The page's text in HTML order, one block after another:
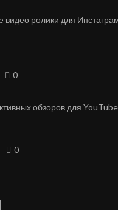
0
0